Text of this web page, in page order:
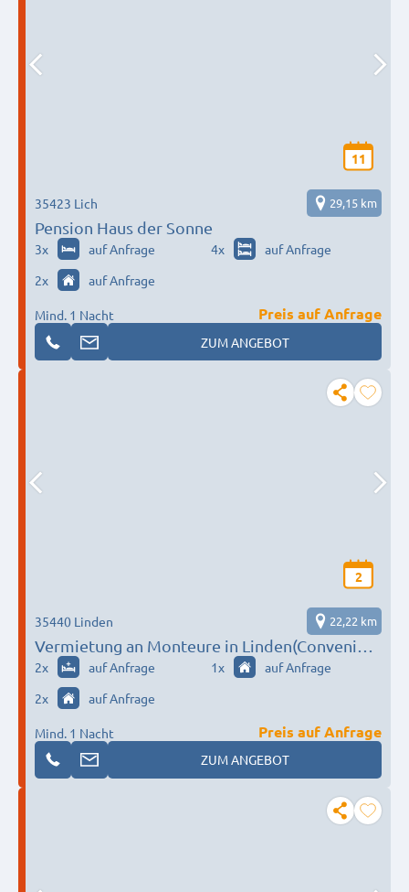
11
Pension Haus der Sonne
35423 Lich 29,15 km
3x auf Anfrage 4x
auf Anfrage
2x auf Anfrage
Mind. 1 Nacht
Preis auf Anfrage
ZUM ANGEBOT
2
Vermietung an Monteure in Linden(Convenient
Sleep)
35440 Linden 22,22 km
2x auf Anfrage 1x
auf Anfrage
2x auf Anfrage
Mind. 1 Nacht
Preis auf Anfrage
ZUM ANGEBOT